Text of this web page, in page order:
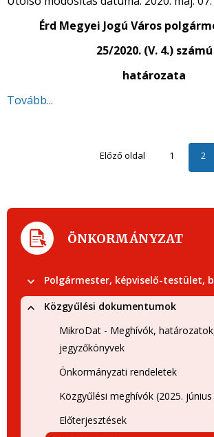
Érd Megyei Jogú Város
25/2020. (V. 4.) számú
határozata
Tovább...
Előző oldal 1 2
ÖNKORMÁNYZAT
Polgármester, képviselő-testület,
Közgyűlési dokumentumok
MikroDat - Meghívók,
jegyzőkönyvek
Önkormányzati rendeletek
Közgyűlési meghívók (2025.
Előterjesztések